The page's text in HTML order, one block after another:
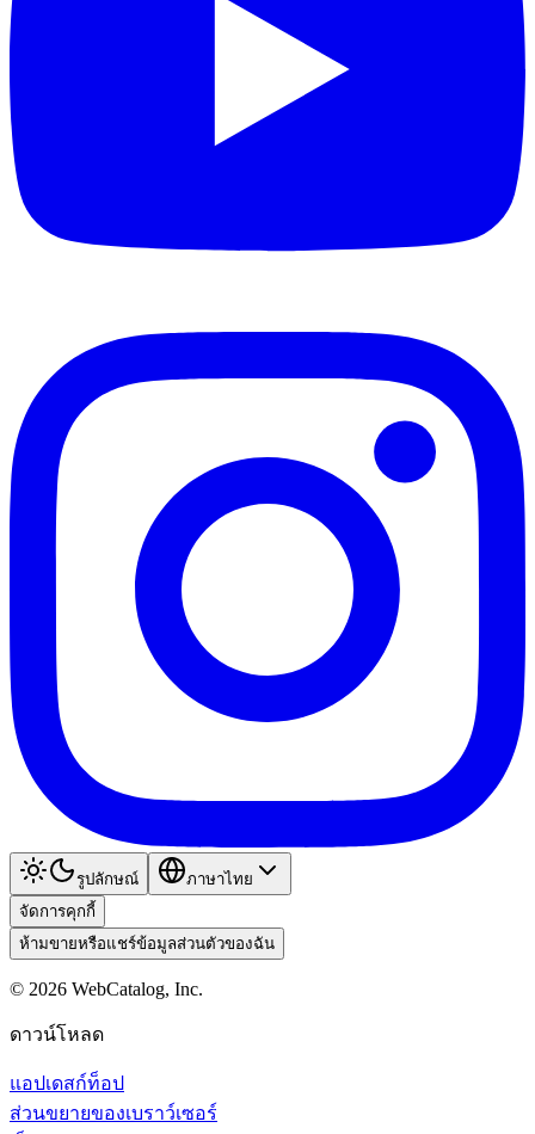
รูปลักษณ์
ภาษาไทย
จัดการคุกกี้
ห้ามขายหรือแชร์ข้อมูลส่วนตัวของฉัน
© 2026 WebCatalog, Inc.
ดาวน์โหลด
แอปเดสก์ท็อป
ส่วนขยายของเบราว์เซอร์